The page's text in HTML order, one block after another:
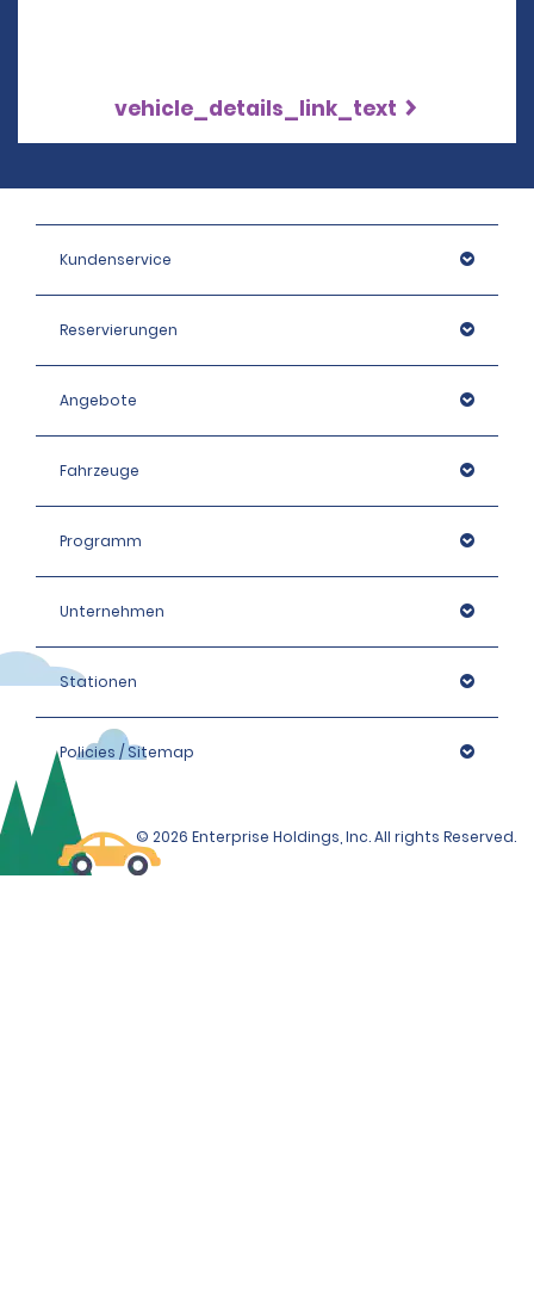
vehicle_details_link_text
Kundenservice
Reservierungen
Angebote
Fahrzeuge
Programm
Unternehmen
Stationen
Policies / Sitemap
© 2026 Enterprise Holdings, Inc. All rights Reserved.